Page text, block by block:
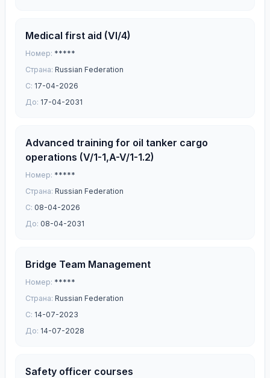
Medical first aid (VI/4)
Номер: *****
Страна: Russian Federation
С: 17-04-2026
До: 17-04-2031
Advanced training for oil tanker cargo
operations (V/1-1,A-V/1-1.2)
Номер: *****
Страна: Russian Federation
С: 08-04-2026
До: 08-04-2031
Bridge Team Management
Номер: *****
Страна: Russian Federation
С: 14-07-2023
До: 14-07-2028
Safety officer courses